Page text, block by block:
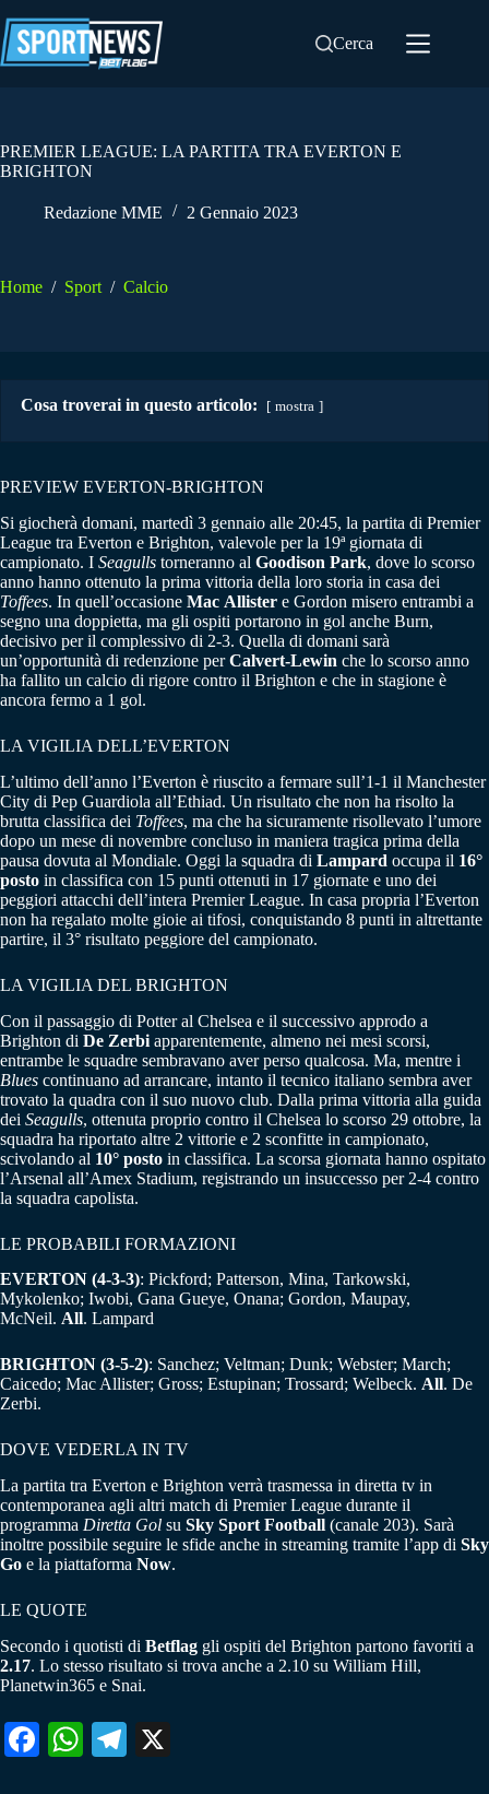
al
contenuto
Cerca
PREMIER LEAGUE: LA PARTITA TRA EVERTON E
BRIGHTON
Redazione MME 2 Gennaio 2023
Home / Sport / Calcio
Cosa troverai in questo articolo: mostra
PREVIEW EVERTON-BRIGHTON
Si giocherà domani, martedì 3 gennaio alle 20:45, la partita di Premier
League tra Everton e Brighton, valevole per la 19ª giornata di
campionato. I Seagulls torneranno al Goodison Park, dove lo scorso
anno hanno ottenuto la prima vittoria della loro storia in casa dei
Toffees. In quell’occasione Mac Allister e Gordon misero entrambi a
segno una doppietta, ma gli ospiti portarono in gol anche Burn,
decisivo per il complessivo di 2-3. Quella di domani sarà
un’opportunità di redenzione perCalvert-Lewin che lo scorso anno
ha fallito un calcio di rigore contro il Brighton e che in stagione è
ancora fermo a 1 gol.
LA VIGILIA DELL’EVERTON
L’ultimo dell’anno l’Everton è riuscito a fermare sull’1-1 il Manchester
City di Pep Guardiola all’Ethiad. Un risultato che non ha risolto la
brutta classifica dei Toffees, ma che ha sicuramente risollevato l’umore
dopo un mese di novembre concluso in maniera tragica prima della
pausa dovuta al Mondiale. Oggi la squadra di Lampard occupa il 16°
posto in classifica con 15 punti ottenuti in 17 giornate e uno dei
peggiori attacchi dell’intera Premier League. In casa propria l’Everton
non ha regalato molte gioie ai tifosi, conquistando 8 punti in altrettante
partire, il 3° risultato peggiore del campionato.
LA VIGILIA DEL BRIGHTON
Con il passaggio di Potter al Chelsea e il successivo approdo a
Brighton di De Zerbi apparentemente, almeno nei mesi scorsi,
entrambe le squadre sembravano aver perso qualcosa. Ma, mentre i
Blues continuano ad arrancare, intanto il tecnico italiano sembra aver
trovato la quadra con il suo nuovo club. Dalla prima vittoria alla guida
dei Seagulls, ottenuta proprio contro il Chelsea lo scorso 29 ottobre, la
squadra ha riportato altre 2 vittorie e 2 sconfitte in campionato,
scivolando al 10° posto in classifica. La scorsa giornata hanno ospitato
l’Arsenal all’Amex Stadium, registrando un insuccesso per 2-4 contro
la squadra capolista.
LE PROBABILI FORMAZIONI
EVERTON (4-3-3): Pickford; Patterson, Mina, Tarkowski,
Mykolenko; Iwobi, Gana Gueye, Onana; Gordon, Maupay,
McNeil. All. Lampard
BRIGHTON (3-5-2): Sanchez; Veltman; Dunk; Webster; March;
Caicedo; Mac Allister; Gross; Estupinan; Trossard; Welbeck. All. De
Zerbi.
DOVE VEDERLA IN TV
La partita tra Everton e Brighton verrà trasmessa in diretta tv in
contemporanea agli altri match di Premier League durante il
programma Diretta Gol su Sky Sport Football (canale 203). Sarà
inoltre possibile seguire le sfide anche in streaming tramite l’app di Sky
Go e la piattaforma Now.
LE QUOTE
Secondo i quotisti di Betflag gli ospiti del Brighton partono favoriti a
2.17. Lo stesso risultato si trova anche a 2.10 su William Hill,
Planetwin365 e Snai.
Fa W
Te